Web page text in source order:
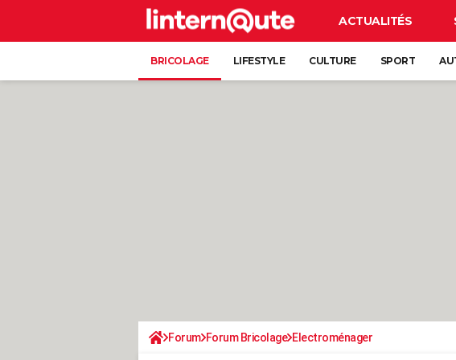
ACTUALITÉS
BRICOLAGE LIFESTYLE CULTURE SPORT
Forum Forum Bricolage Electroménager